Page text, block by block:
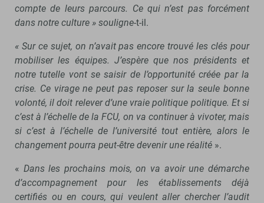
compte de leurs parcours. Ce qui n’est pas forcément
dans notre culture » souligne-t-il.
« Sur ce sujet, on n’avait pas encore trouvé les clés pour
mobiliser les équipes. J’espère que nos présidents et
notre tutelle vont se saisir de l’opportunité créée par la
crise. Ce virage ne peut pas reposer sur la seule bonne
volonté, il doit relever d’une vraie politique politique. Et si
c’est à l’échelle de la FCU, on va continuer à vivoter, mais
si c’est à l’échelle de l’université tout entière, alors le
changement pourra peut-être devenir une réalité ».
« Dans les prochains mois, on va avoir une démarche
d’accompagnement pour les établissements déjà
certifiés ou en cours, qui veulent aller chercher l’audit